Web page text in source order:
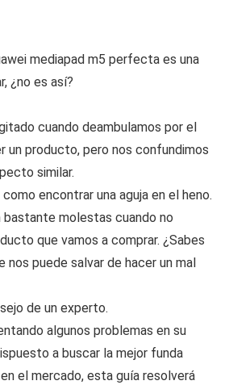
mediapad m5 perfecta es una
¿no es así?
cuando deambulamos por el
un producto, pero nos confundimos
similar.
encontrar una aguja en el heno.
bastante molestas cuando no
que vamos a comprar. ¿Sabes
nos puede salvar de hacer un mal
de un experto.
algunos problemas en su
a buscar la mejor funda
el mercado, esta guía resolverá